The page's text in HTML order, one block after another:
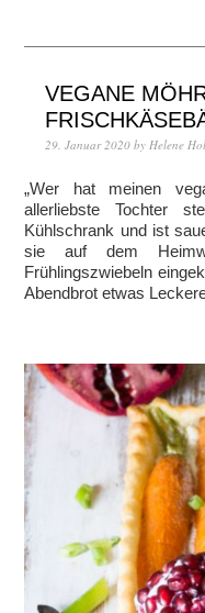
VEGANE
29. Januar 2020by Helene
„Wer hat meinen
allerliebste Tochter
Kühlschrank und ist
sie auf dem
Frühlingszwiebeln
Abendbrot etwas